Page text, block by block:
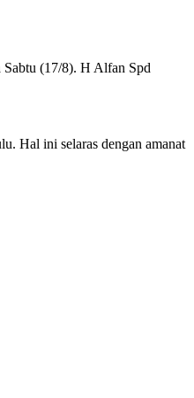
Sabtu (17/8). H Alfan Spd
Hal ini selaras dengan amanat